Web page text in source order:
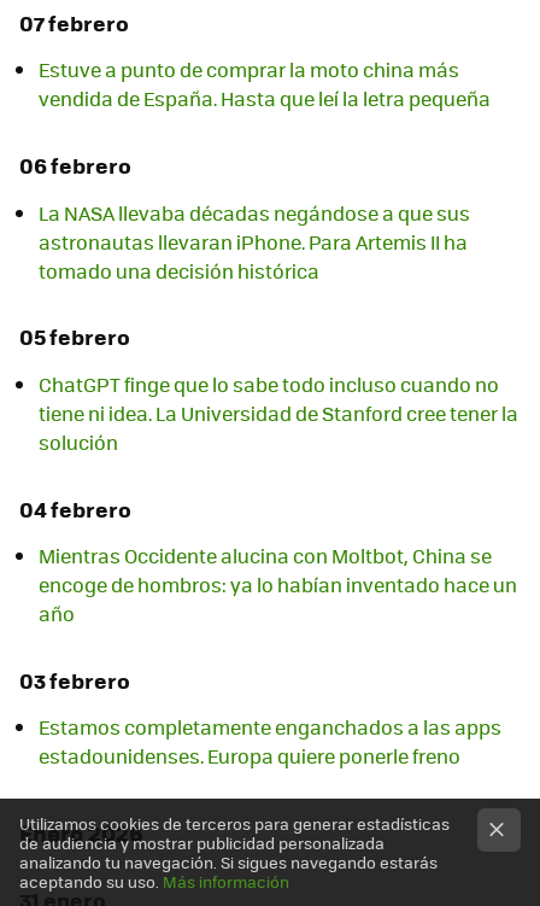
07 febrero
Estuve a punto de comprar la moto china más
vendida de España. Hasta que leí la letra pequeña
06 febrero
La NASA llevaba décadas negándose a que sus
astronautas llevaran iPhone. Para Artemis II ha
tomado una decisión histórica
05 febrero
ChatGPT finge que lo sabe todo incluso cuando no
tiene ni idea. La Universidad de Stanford cree tener la
solución
04 febrero
Mientras Occidente alucina con Moltbot, China se
encoge de hombros: ya lo habían inventado hace un
año
03 febrero
Estamos completamente enganchados a las apps
estadounidenses. Europa quiere ponerle freno
Enero 2026
Utilizamos cookies de terceros para generar estadísticas
de audiencia y mostrar publicidad personalizada
analizando tu navegación. Si sigues navegando estarás
aceptando su uso. Más información